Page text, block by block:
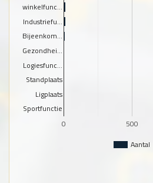
Aantal
0 500
winkelfunc…
Industriefu…
Bijeenkom…
Gezondhei…
Logiesfunc…
Standplaats
Ligplaats
Sportfunctie